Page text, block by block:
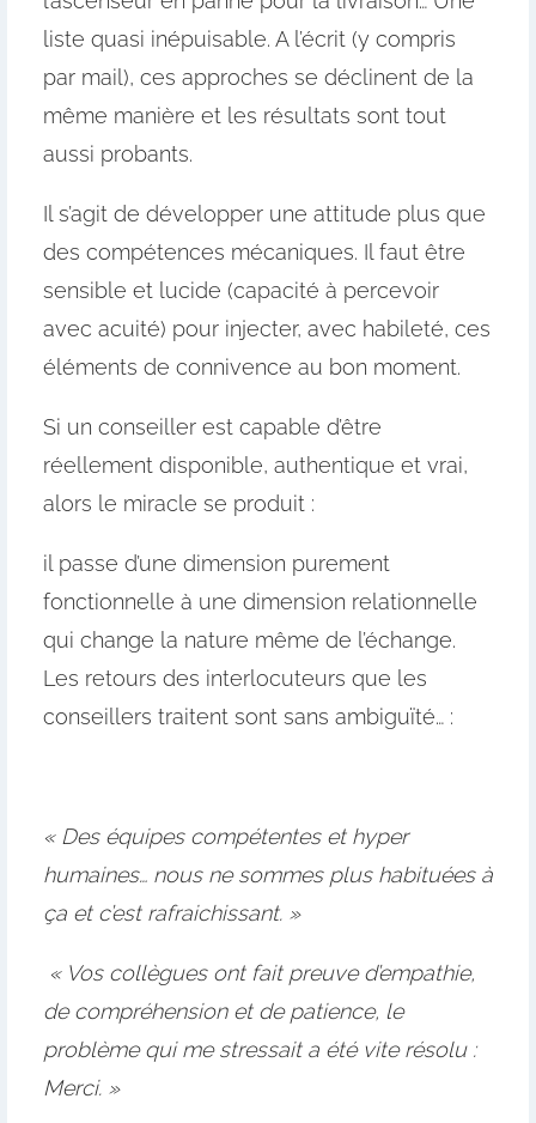
liste quasi inépuisable. A l’écrit (y compris
par mail), ces approches se déclinent de la
même manière et les résultats sont tout
aussi probants.
Il s’agit de développer une attitude plus que
des compétences mécaniques. Il faut être
sensible et lucide (capacité à percevoir
avec acuité) pour injecter, avec habileté, ces
éléments de connivence au bon moment.
Si un conseiller est capable d’être
réellement disponible, authentique et vrai,
alors le miracle se produit :
il passe d’une dimension purement
fonctionnelle à une dimension relationnelle
qui change la nature même de l’échange.
Les retours des interlocuteurs que les
conseillers traitent sont sans ambiguïté… :
« Des équipes compétentes et hyper
humaines… nous ne sommes plus habituées à
ça et c’est rafraichissant. »
« Vos collègues ont fait preuve d’empathie,
de compréhension et de patience, le
problème qui me stressait a été vite résolu :
Merci. »